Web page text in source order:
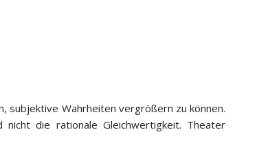
subjektive Wahrheiten vergrößern zu können.
die rationale Gleichwertigkeit. Theater